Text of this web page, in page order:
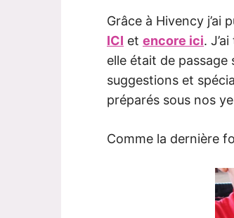
Grâce à Hivency j’ai
ICI et encore ici.
elle était de passage
suggestions et
préparés sous nos
Comme la dernière